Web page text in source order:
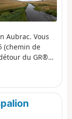
Aubrac. Vous
(chemin de
du GR®65